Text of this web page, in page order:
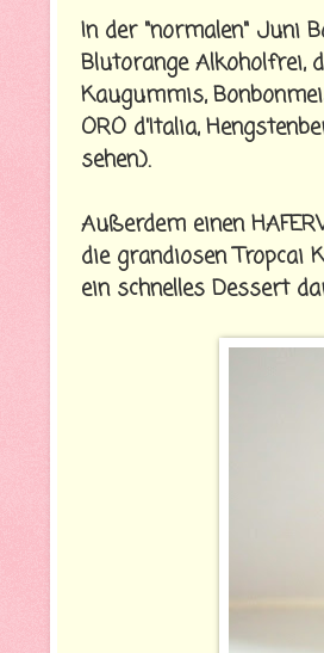
In der "normalen" Juni
Blutorange Alkoholfrei,
Kaugummis,
ORO d'Italia,
sehen.).
Außerdem einen
die grandiosen Tropcai
ein schnelles Dessert